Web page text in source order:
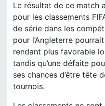
Le résultat de ce match
pour les classements
de série dans les
pour l’Angleterre
rendant plus favorable
tandis qu’une défaite
ses chances d’être tête
tournois.